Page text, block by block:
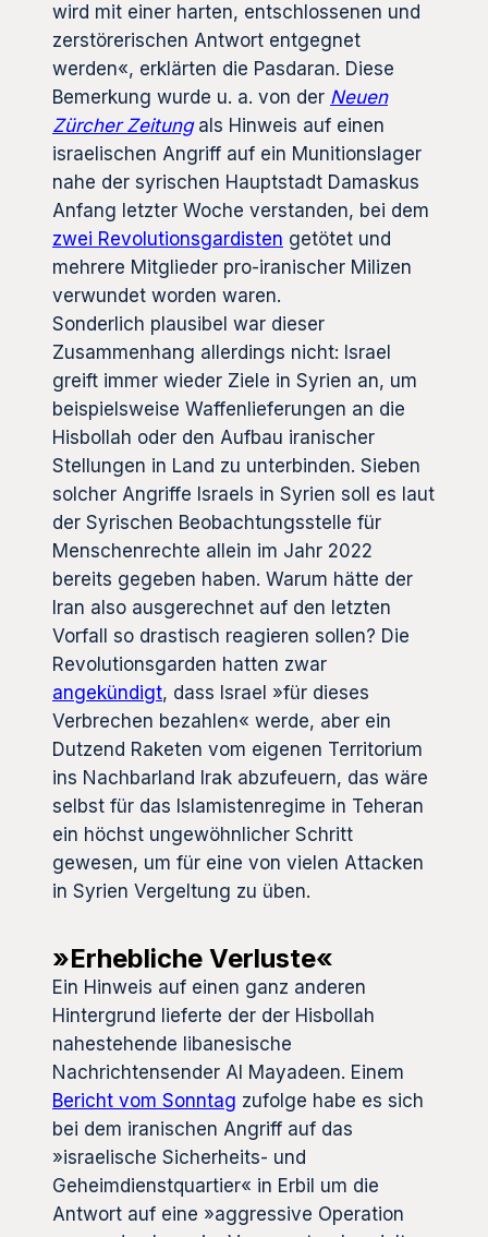
wird mit einer harten, entschlossenen und
zerstörerischen Antwort entgegnet
werden«, erklärten die Pasdaran. Diese
Bemerkung wurde u. a. von der Neuen
Zürcher Zeitungals Hinweis auf einen
israelischen Angriff auf ein Munitionslager
nahe der syrischen Hauptstadt Damaskus
Anfang letzter Woche verstanden, bei dem
zwei Revolutionsgardisten getötet und
mehrere Mitglieder pro-iranischer Milizen
verwundet worden waren.
Sonderlich plausibel war dieser
Zusammenhang allerdings nicht: Israel
greift immer wieder Ziele in Syrien an, um
beispielsweise Waffenlieferungen an die
Hisbollah oder den Aufbau iranischer
Stellungen in Land zu unterbinden. Sieben
solcher Angriffe Israels in Syrien soll es laut
der Syrischen Beobachtungsstelle für
Menschenrechte allein im Jahr 2022
bereits gegeben haben. Warum hätte der
Iran also ausgerechnet auf den letzten
Vorfall so drastisch reagieren sollen? Die
Revolutionsgarden hatten zwar
angekündigt, dass Israel »für dieses
Verbrechen bezahlen« werde, aber ein
Dutzend Raketen vom eigenen Territorium
ins Nachbarland Irak abzufeuern, das wäre
selbst für das Islamistenregime in Teheran
ein höchst ungewöhnlicher Schritt
gewesen, um für eine von vielen Attacken
in Syrien Vergeltung zu üben.
»Erhebliche Verluste«
Ein Hinweis auf einen ganz anderen
Hintergrund lieferte der der Hisbollah
nahestehende libanesische
Nachrichtensender Al Mayadeen. Einem
Bericht vom Sonntag zufolge habe es sich
bei dem iranischen Angriff auf das
»israelische Sicherheits- und
Geheimdienstquartier« in Erbil um die
Antwort auf eine »aggressive Operation